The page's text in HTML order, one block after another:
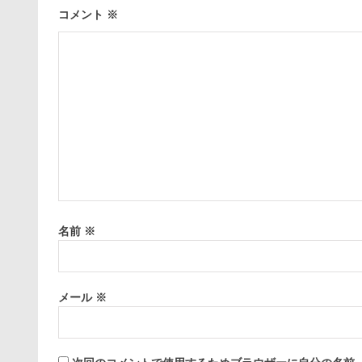
コメント ※
名前 ※
メール ※